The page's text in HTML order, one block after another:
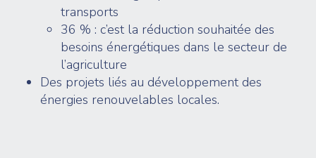
transports
36 % : c’est la réduction souhaitée des
besoins énergétiques dans le secteur de
l’agriculture
Des projets liés au développement des
énergies renouvelables locales.